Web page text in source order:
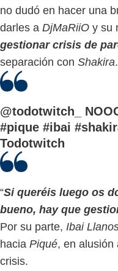
no dudó en hacer una
darles a DjMaRiiO y su
gestionar crisis de
separación con Shakira.
@todotwitch_
#pique #ibai
Todotwitch
“Si queréis luego os
bueno, hay que
Por su parte, Ibai
hacia Piqué, en alusión
crisis.